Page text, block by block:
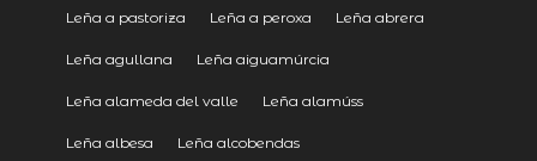
Leña a pastoriza Leña a peroxa Leña abrera
Leña agullana Leña aiguamúrcia
Leña alameda del valle Leña alamúss
Leña albesa Leña alcobendas